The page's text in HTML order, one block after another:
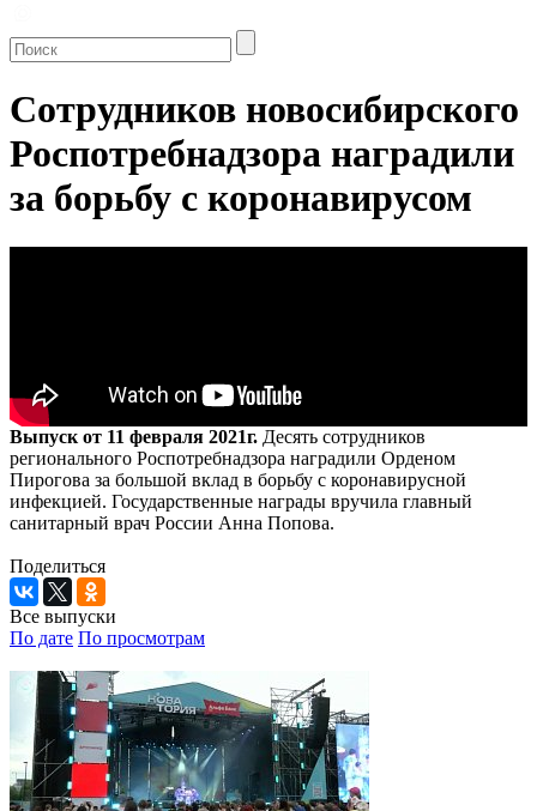
Сотрудников новосибирского
Роспотребнадзора наградили
за борьбу с коронавирусом
Выпуск от 11 февраля 2021г. Десять сотрудников
регионального Роспотребнадзора наградили Орденом
Пирогова за большой вклад в борьбу с коронавирусной
инфекцией. Государственные награды вручила главный
санитарный врач России Анна Попова.
Поделиться
Все выпуски
По дате По просмотрам